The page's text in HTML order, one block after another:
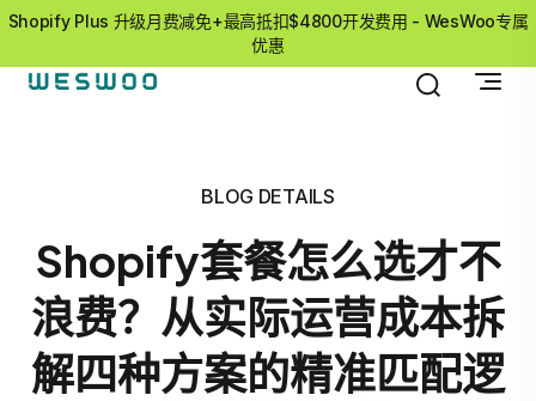
Shopify Plus 升级月费减免+最高抵扣$4800开发费用 - WesWoo专属
优惠
BLOG DETAILS
Shopify套餐怎么选才不
浪费？从实际运营成本拆
解四种方案的精准匹配逻